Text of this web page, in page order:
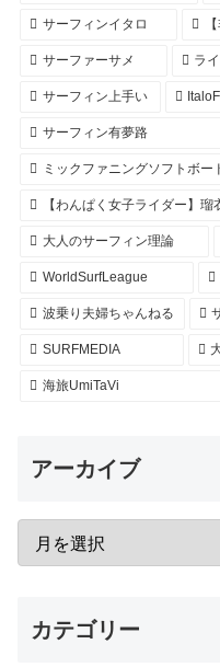
サーフィンイタロ
サーファーサメ ラ
サーフィン上手い
サーフィン有夢路
ミックファニングソフトボー
【わんぱく女子ライダー】瑠
大人のサーフィン理論
WorldSurfLeague
波乗り夫婦ちゃんねる
SURFMEDIA
海旅UmiTaVi
アーカイブ
カテゴリー